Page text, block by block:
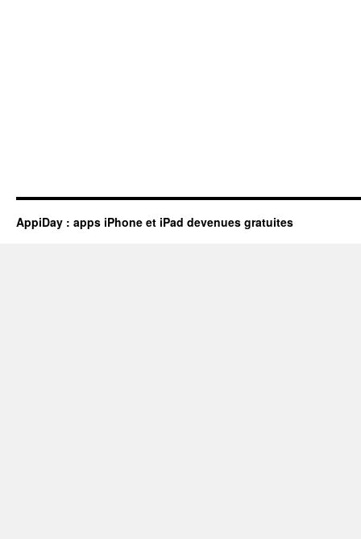
AppiDay : apps iPhone et iPad devenues gratuites